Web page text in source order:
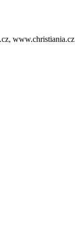
www.christiania.cz